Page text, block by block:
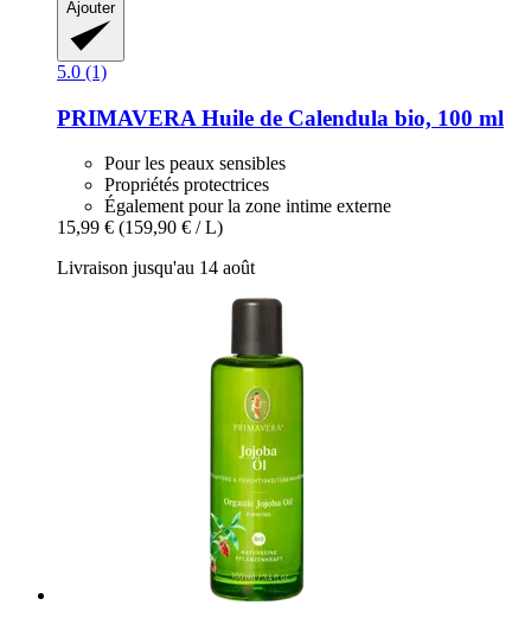
Ajouter
5.0 (1)
PRIMAVERA Huile de Calendula bio, 100 ml
Pour les peaux sensibles
Propriétés protectrices
Également pour la zone intime externe
15,99 € (159,90 € / L)
Livraison jusqu'au 14 août